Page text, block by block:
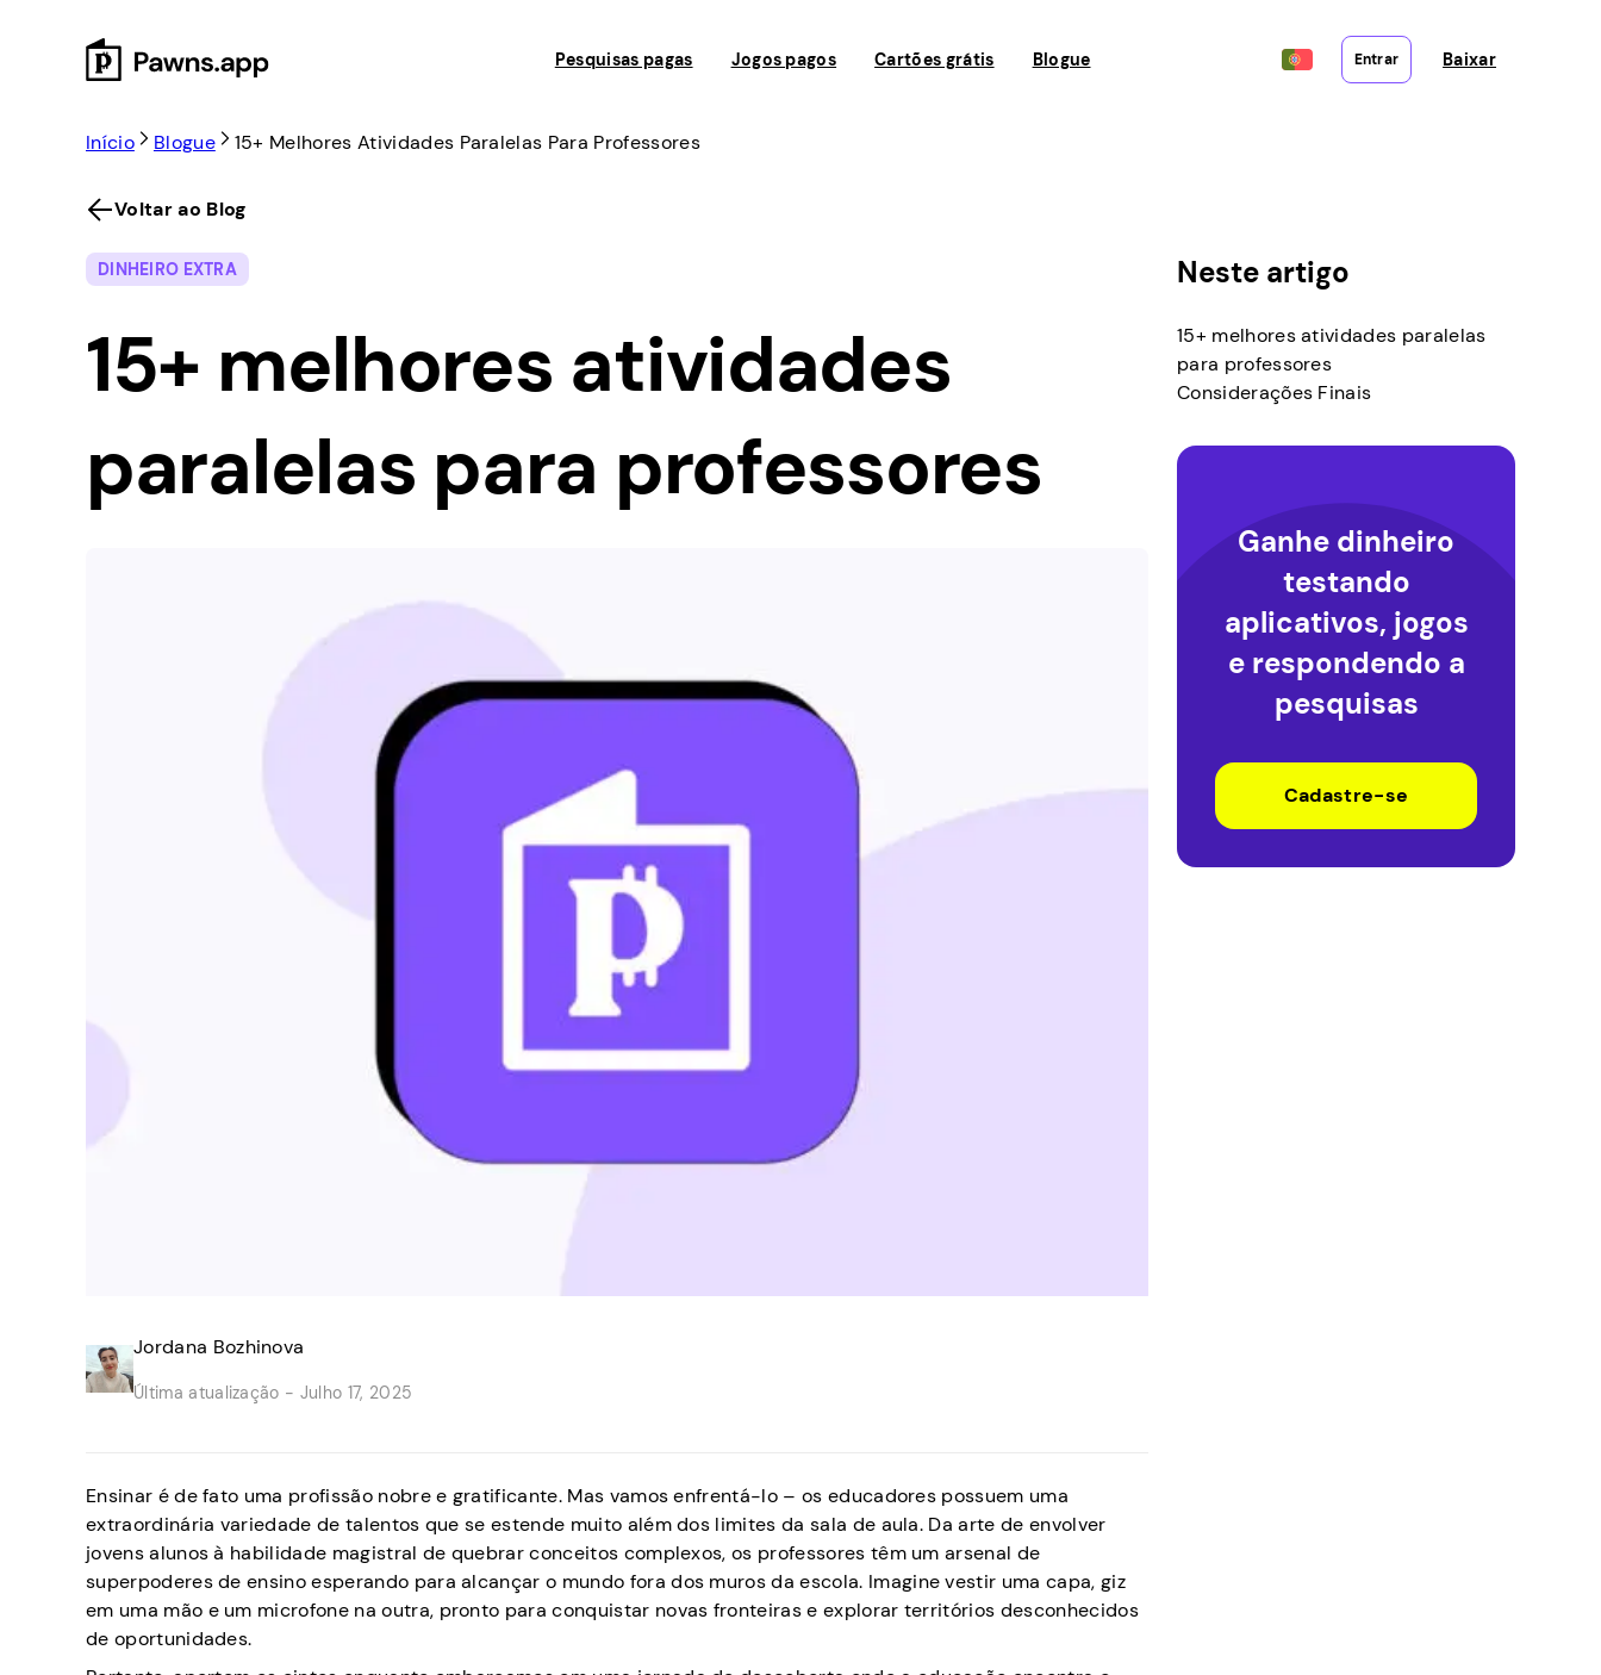
Pesquisas pagas Jogos pagos Cartões grátis Blogue Entrar Baixar
Início Blogue 15+ Melhores Atividades Paralelas Para Professores
Voltar ao Blog
DINHEIRO EXTRA
15+ melhores atividades
paralelas para professores
Jordana Bozhinova
Última atualização - Julho 17, 2025
Ensinar é de fato uma profissão nobre e gratificante. Mas vamos enfrentá-lo – os educadores possuem uma
extraordinária variedade de talentos que se estende muito além dos limites da sala de aula. Da arte de envolver
jovens alunos à habilidade magistral de quebrar conceitos complexos, os professores têm um arsenal de
superpoderes de ensino esperando para alcançar o mundo fora dos muros da escola. Imagine vestir uma capa, giz
em uma mão e um microfone na outra, pronto para conquistar novas fronteiras e explorar territórios desconhecidos
de oportunidades.
Neste artigo
15+ melhores atividades paralelas
para professores
Considerações Finais
Ganhe dinheiro
testando
aplicativos, jogos
e respondendo a
pesquisas
Cadastre-se